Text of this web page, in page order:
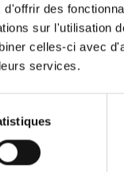
des
sur l'utilisation
celles-ci avec
services.